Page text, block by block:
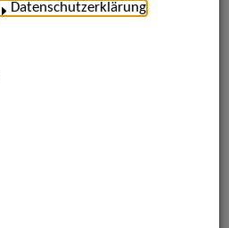
Datenschutzerklärung